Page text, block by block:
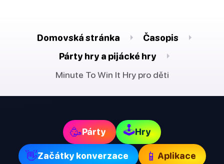
Domovská stránka
Časopis
Párty hry a pijácké hry
Minute To Win It Hry pro děti
🥳Párty 🕹Hry
👋Začátky konverzace 📱 Aplikace